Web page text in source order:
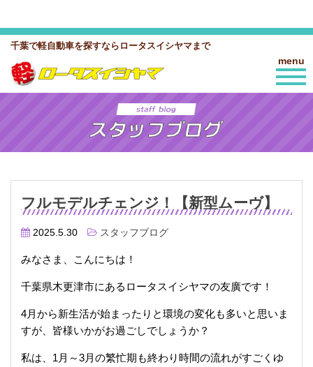
千葉で軽自動車を探すならロータスイシヤマまで
menu
フルモデルチェンジ！【新型ムーヴ】
2025.5.30 スタッフブログ
みなさま、こんにちは！
千葉県木更津市にあるロータスイシヤマの友廣です！
4月から新生活が始まったりと環境の変化も多いと思いま
すが、皆様いかがお過ごしでしょうか？
私は、1月～3月の繁忙期も終わり時間の流れがすごくゆ